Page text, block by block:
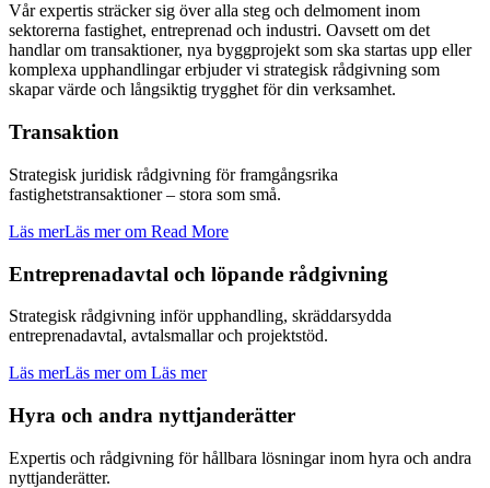
Vår expertis sträcker sig över alla steg och delmoment inom
sektorerna fastighet, entreprenad och industri. Oavsett om det
handlar om transaktioner, nya byggprojekt som ska startas upp eller
komplexa upphandlingar erbjuder vi strategisk rådgivning som
skapar värde och långsiktig trygghet för din verksamhet.
Transaktion
Strategisk juridisk rådgivning för framgångsrika
fastighetstransaktioner – stora som små.
Läs merLäs mer om Read More
Entreprenadavtal och löpande rådgivning
Strategisk rådgivning inför upphandling, skräddarsydda
entreprenadavtal, avtalsmallar och projektstöd.
Läs merLäs mer om Läs mer
Hyra och andra nyttjanderätter
Expertis och rådgivning för hållbara lösningar inom hyra och andra
nyttjanderätter.